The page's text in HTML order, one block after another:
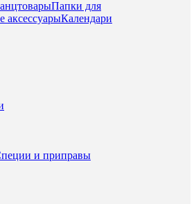
Папки для
аксессуарыКалендари
и приправы